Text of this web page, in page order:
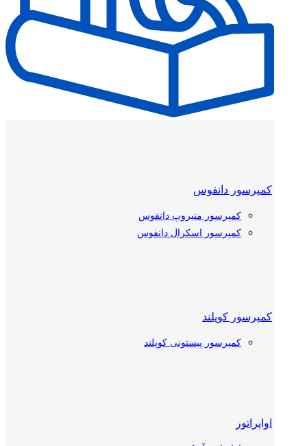
کمپرسور دانفوس
کمپرسور منیروپ دانفوس
کمپرسور اسکرال دانفوس
کمپرسور کوپلند
کمپرسور پیستونی کوپلند
کمپرسور بیتزر
اواپراتور